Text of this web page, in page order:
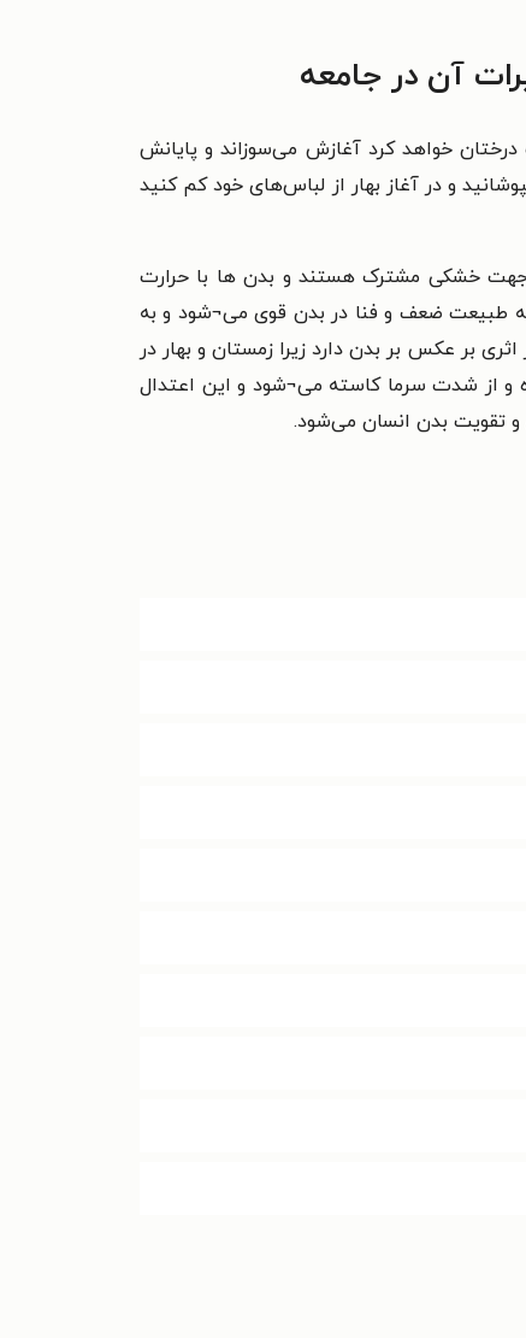
آن در جامعه
درختان خواهد کرد آغازش می‌سوزاند و پایانش
و در آغاز بهار از لباس‌های خود کم کنید
جهت خشکی مشترک هستند و بدن ها با حرارت
که طبیعت ضعف و فنا در بدن قوی می¬شود و به
بر عکس بر بدن دارد زیرا زمستان و بهار در
و از شدت سرما کاسته می¬شود و این اعتدال
و تقویت بدن انسان می‌شود.